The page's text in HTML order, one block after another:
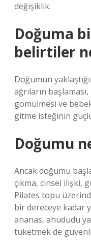
değişiklik.
Doğuma
belirtiler
Doğumun
ağrıların
gömülmesi ve
gitme isteğinin
Doğumu
Ancak doğumu
çıkma, cinsel ilişki,
Pilates topu
bir dereceye kadar
ananas, ahududu
tüketmek de